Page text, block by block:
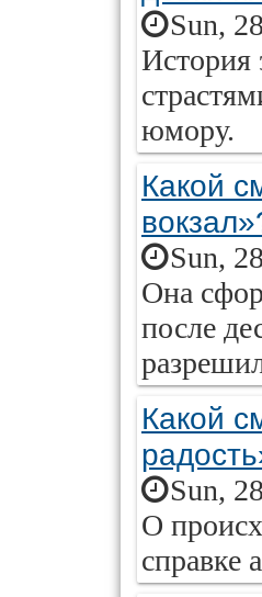
Sun,
История
юмору.
Какой
Sun,
Она
после
Какой
Sun,
О
справке